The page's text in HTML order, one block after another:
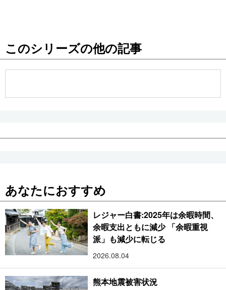
このシリーズの他の記事
あなたにおすすめ
レジャー白書:2025年は余暇時間、
余暇支出ともに減少 「余暇重視
派」も減少に転じる
2026.08.04
熊本地震被害状況